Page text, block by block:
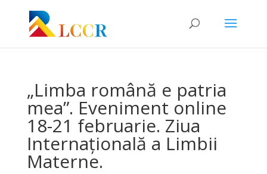
„Limba română e patria
mea”. Eveniment online
18-21 februarie. Ziua
Internațională a Limbii
Materne.